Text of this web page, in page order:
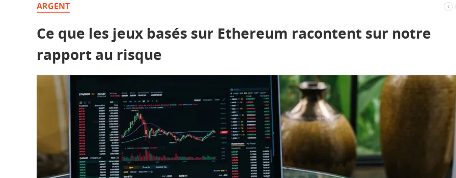
ARGENT
Ce que les jeux basés sur Ethereum racontent sur notre
rapport au risque